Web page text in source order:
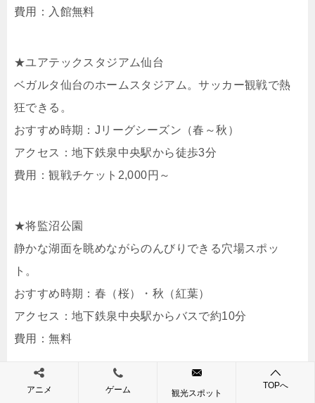
費用：入館無料
★ユアテックスタジアム仙台
ベガルタ仙台のホームスタジアム。サッカー観戦で熱
狂できる。
おすすめ時期：Jリーグシーズン（春～秋）
アクセス：地下鉄泉中央駅から徒歩3分
費用：観戦チケット2,000円～
★将監沼公園
静かな湖面を眺めながらのんびりできる穴場スポッ
ト。
おすすめ時期：春（桜）・秋（紅葉）
アクセス：地下鉄泉中央駅からバスで約10分
費用：無料
★高森自然公園
アニメ ゲーム 観光スポット
TOPへ